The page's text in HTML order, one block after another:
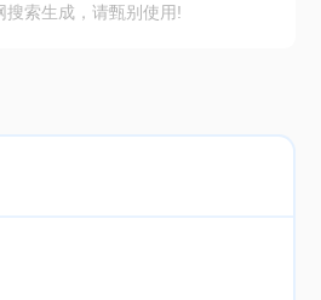
索生成，请甄别使用!